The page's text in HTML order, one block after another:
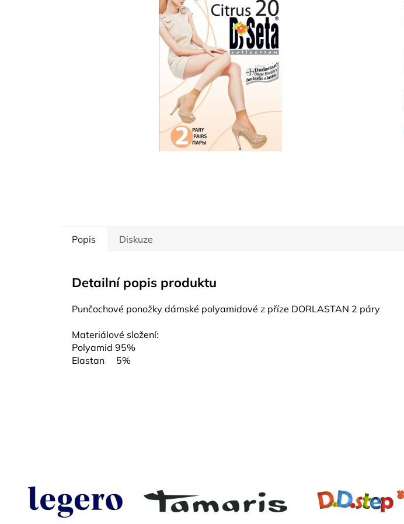
Popis Diskuze
Detailní popis produktu
Punčochové ponožky dámské polyamidové z příze DORLASTAN 2 páry
Materiálové složení:
Polyamid 95%
Elastan 5%